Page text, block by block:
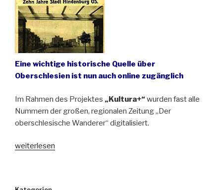
Eine wichtige historische Quelle über
Oberschlesien ist nun auch online zugänglich
Im Rahmen des Projektes „Kultura+“ wurden fast alle
Nummern der großen, regionalen Zeitung „Der
oberschlesische Wanderer“ digitalisiert.
„„Der
weiterlesen